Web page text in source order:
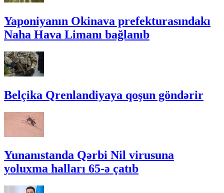
Yaponiyanın Okinava prefekturasındakı
Naha Hava Limanı bağlanıb
Belçika Qrenlandiyaya qoşun göndərir
Yunanıstanda Qərbi Nil virusuna
yoluxma halları 65-ə çatıb